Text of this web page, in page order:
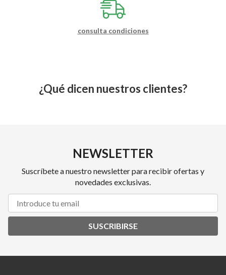
consulta condiciones
¿Qué dicen nuestros clientes?
NEWSLETTER
Suscríbete a nuestro newsletter para recibir ofertas y
novedades exclusivas.
SUSCRIBIRSE